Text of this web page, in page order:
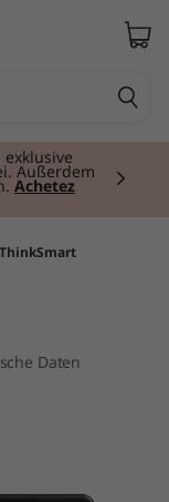
exklusive
Außerdem
Achetez
ThinkSmart
Daten